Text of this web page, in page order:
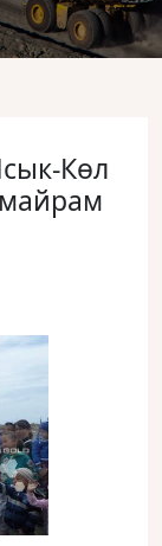
Көл